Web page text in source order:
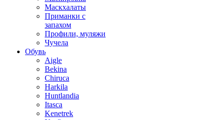
Маскхалаты
Приманки с
запахом
Профили, муляжи
Чучела
Обувь
Aigle
Bekina
Chiruсa
Harkila
Huntlandia
Itasca
Kenetrek